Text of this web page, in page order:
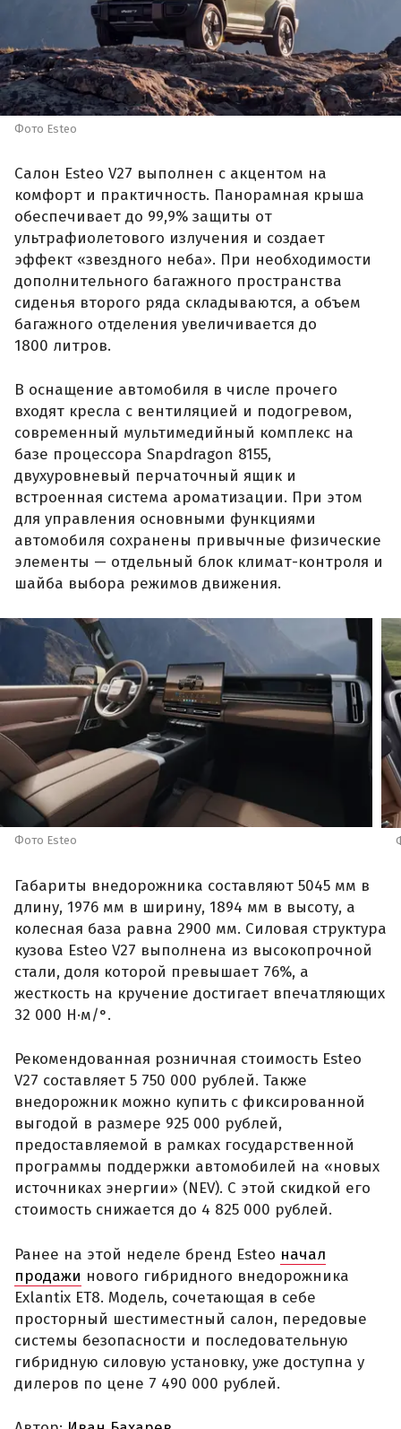
Фото Esteo
Салон Esteo V27 выполнен с акцентом на
комфорт и практичность. Панорамная крыша
обеспечивает до 99,9% защиты от
ультрафиолетового излучения и создает
эффект «звездного неба». При необходимости
дополнительного багажного пространства
сиденья второго ряда складываются, а объем
багажного отделения увеличивается до
1800 литров.
В оснащение автомобиля в числе прочего
входят кресла с вентиляцией и подогревом,
современный мультимедийный комплекс на
базе процессора Snapdragon 8155,
двухуровневый перчаточный ящик и
встроенная система ароматизации. При этом
для управления основными функциями
автомобиля сохранены привычные физические
элементы — отдельный блок климат-контроля и
шайба выбора режимов движения.
Фото Esteo
Габариты внедорожника составляют 5045 мм в
длину, 1976 мм в ширину, 1894 мм в высоту, а
колесная база равна 2900 мм. Силовая структура
кузова Esteo V27 выполнена из высокопрочной
стали, доля которой превышает 76%, а
жесткость на кручение достигает впечатляющих
32 000 Н·м/°.
Рекомендованная розничная стоимость Esteo
V27 составляет 5 750 000 рублей. Также
внедорожник можно купить с фиксированной
выгодой в размере 925 000 рублей,
предоставляемой в рамках государственной
программы поддержки автомобилей на «новых
источниках энергии» (NEV). С этой скидкой его
стоимость снижается до 4 825 000 рублей.
Ранее на этой неделе бренд Esteo начал
продажи нового гибридного внедорожника
Exlantix ET8. Модель, сочетающая в себе
просторный шестиместный салон, передовые
системы безопасности и последовательную
гибридную силовую установку, уже доступна у
дилеров по цене 7 490 000 рублей.